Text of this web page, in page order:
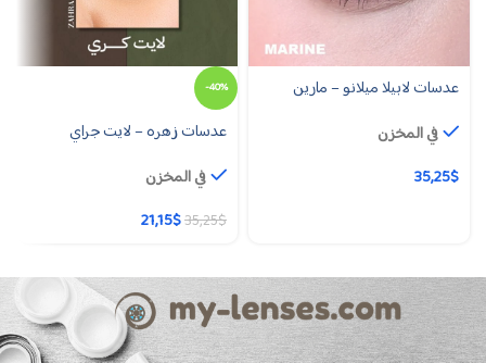
عدسات لابيلا ميلانو – مارين
في المخزن
35,25$
-40%
عدسات زهره – لايت جراي
في المخزن
35,25$
21,15$